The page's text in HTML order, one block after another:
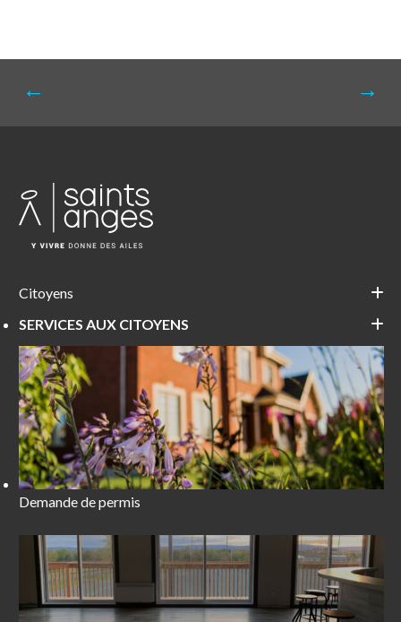
Navigation
l'article
→
←
Citoyens
SERVICES AUX CITOYENS
Demande de permis